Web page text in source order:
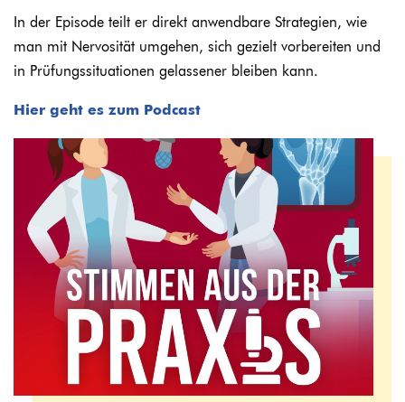
In der Episode teilt er direkt anwendbare Strategien, wie
man mit Nervosität umgehen, sich gezielt vorbereiten und
in Prüfungssituationen gelassener bleiben kann.
Hier geht es zum Podcast